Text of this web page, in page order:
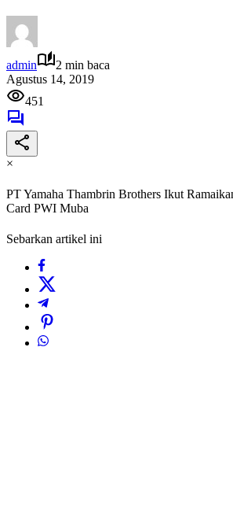
admin
2 min baca
Agustus 14, 2019
451
×
PT Yamaha Thambrin Brothers Ikut
Card PWI Muba
Sebarkan artikel ini